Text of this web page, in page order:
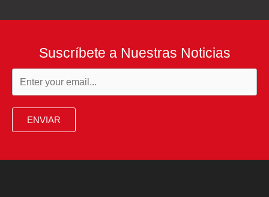
Suscríbete a Nuestras Noticias
ENVIAR